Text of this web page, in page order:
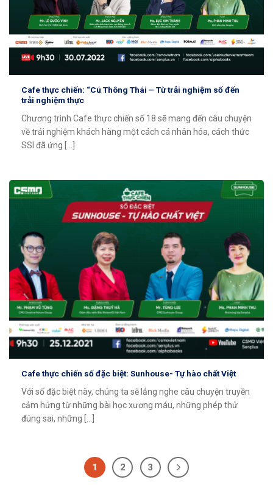
Cafe thực chiến: “Cú Thông Thái – Từ trải nghiệm số đến
trải nghiệm thực
Chương trình Cafe thực chiến số 18 sẽ mang đến câu chuyện
về trải nghiệm khách hàng một cách cá nhân hóa, cách thức
SSI đã ứng [...]
Cafe thực chiến số đặc biệt: Sunhouse- Tự hào chất Việt
Với số đặc biệt này, chúng ta sẽ lắng nghe câu chuyện truyền
cảm hứng từ những bài học xương máu, những phép thử
đúng sai, những [...]
1 2 3